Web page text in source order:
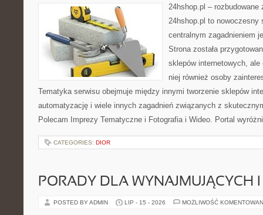
24hshop.pl – rozbudowane
24hshop.pl to nowoczesny
centralnym zagadnieniem
Strona została
sklepów internetowych, ale
niej również osoby
Tematyka serwisu obejmuje między innymi tworzenie sklepów
automatyzację i wiele innych zagadnień związanych z
Polecam Imprezy Tematyczne i Fotografia i Wideo. Portal
CATEGORIES: DIOR
PORADY DLA WYNAJMUJĄCYCH
POSTED BY ADMIN LIP - 15 - 2026 MOŻLIWOŚĆ